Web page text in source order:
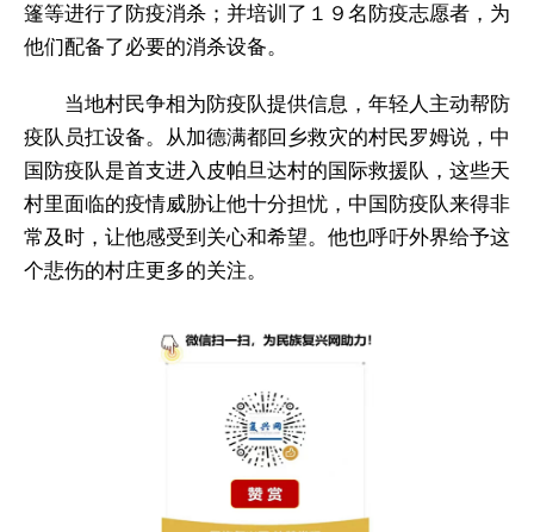
篷等进行了防疫消杀；并培训了１９名防疫志愿者，为
他们配备了必要的消杀设备。
当地村民争相为防疫队提供信息，年轻人主动帮防
疫队员扛设备。从加德满都回乡救灾的村民罗姆说，中
国防疫队是首支进入皮帕旦达村的国际救援队，这些天
村里面临的疫情威胁让他十分担忧，中国防疫队来得非
常及时，让他感受到关心和希望。他也呼吁外界给予这
个悲伤的村庄更多的关注。